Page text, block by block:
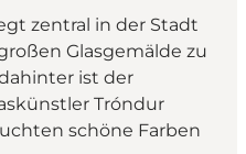
zentral in der Stadt
Glasgemälde zu
ist der
Tróndur
schöne Farben